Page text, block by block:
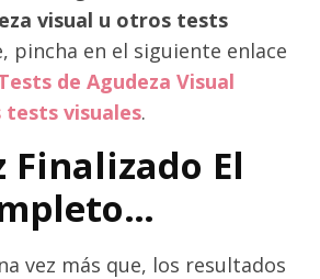
visual u otros tests
pincha en el siguiente enlace
de Agudeza Visual
visuales.
Finalizado El
vez más que, los resultados